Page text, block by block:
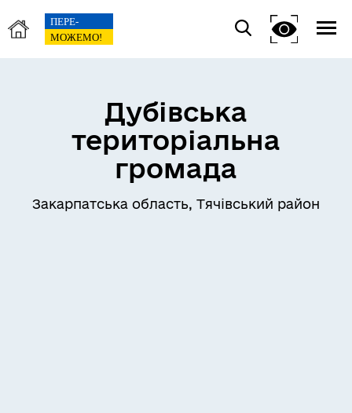
Дубівська
територіальна
громада
Закарпатська область, Тячівський район